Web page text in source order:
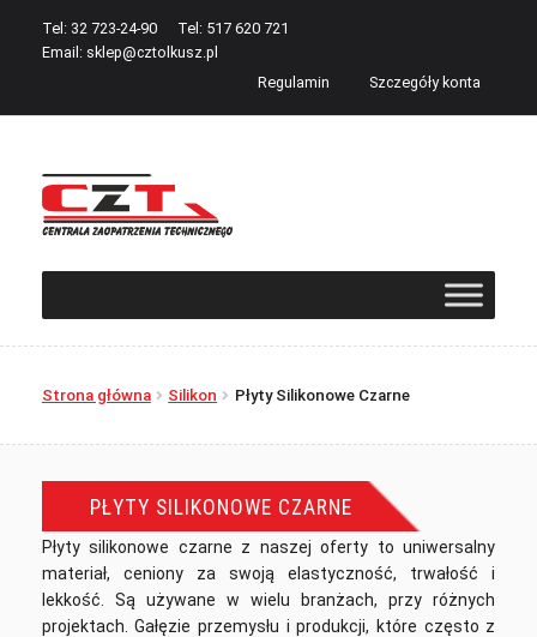
Tel: 32 723-24-90
Tel: 517 620 721
Email: sklep@cztolkusz.pl
Regulamin
Szczegóły konta
Przejdź
do
nawigacji
Przejdź
do
treści
Strona główna Silikon Płyty Silikonowe Czarne
PŁYTY SILIKONOWE CZARNE
Płyty silikonowe czarne z naszej oferty to uniwersalny
materiał, ceniony za swoją elastyczność, trwałość i
lekkość. Są używane w wielu branżach, przy różnych
projektach. Gałęzie przemysłu i produkcji, które często z